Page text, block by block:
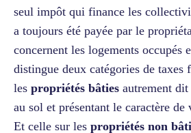
seul impôt qui finance les
a toujours été payée par le
concernent les logements occupés
distingue deux catégories de taxes
les propriétés bâties autrement
au sol et présentant le caractère de
Et celle sur les propriétés non